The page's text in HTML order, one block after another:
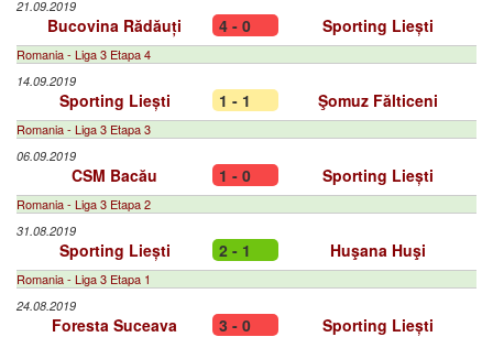
21.09.2019
Bucovina Rădăuți 4 - 0 Sporting Liești
Romania - Liga 3 Etapa 4
14.09.2019
Sporting Liești 1 - 1 Şomuz Fălticeni
Romania - Liga 3 Etapa 3
06.09.2019
CSM Bacău 1 - 0 Sporting Liești
Romania - Liga 3 Etapa 2
31.08.2019
Sporting Liești 2 - 1 Huşana Huşi
Romania - Liga 3 Etapa 1
24.08.2019
Foresta Suceava 3 - 0 Sporting Liești